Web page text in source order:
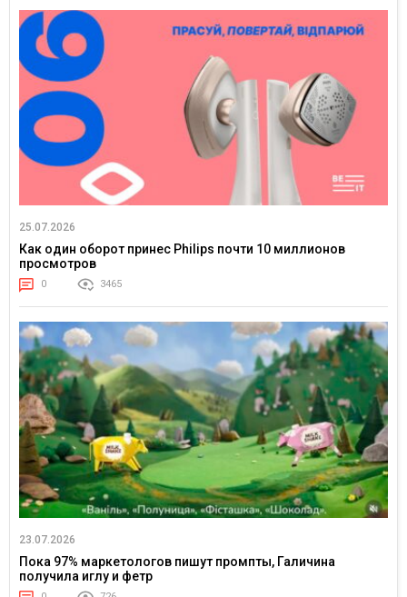
25.07.2026
Как один оборот принес Philips почти 10 миллионов
просмотров
0 3465
23.07.2026
Пока 97% маркетологов пишут промпты, Галичина
получила иглу и фетр